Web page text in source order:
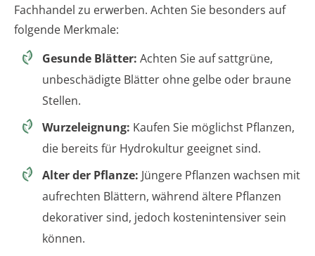
Fachhandel zu erwerben. Achten Sie besonders auf
folgende Merkmale:
Gesunde Blätter: Achten Sie auf sattgrüne,
unbeschädigte Blätter ohne gelbe oder braune
Stellen.
Wurzeleignung: Kaufen Sie möglichst Pflanzen,
die bereits für Hydrokultur geeignet sind.
Alter der Pflanze: Jüngere Pflanzen wachsen mit
aufrechten Blättern, während ältere Pflanzen
dekorativer sind, jedoch kostenintensiver sein
können.